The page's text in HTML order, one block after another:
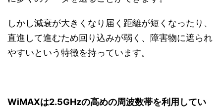
しかし減衰が大きくなり届く距離が短くなったり、
直進して進むため回り込みが弱く、障害物に遮られ
やすいという特徴を持っています。
WiMAXは2.5GHzの高めの周波数帯を利用してい